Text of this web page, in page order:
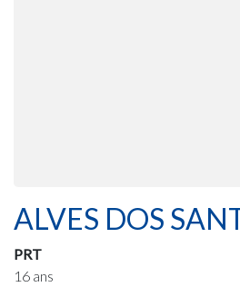
ALVES DOS
PRT
16 ans